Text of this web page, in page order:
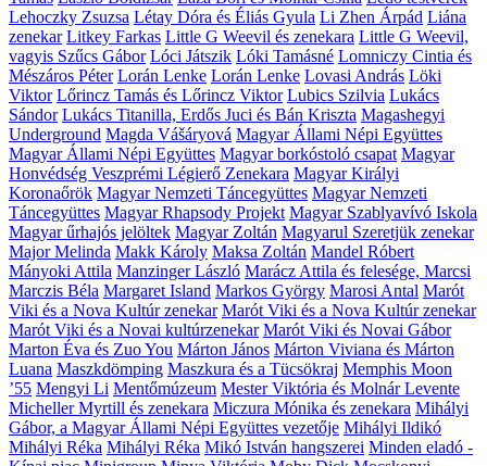
Lehoczky Zsuzsa Létay Dóra és Éliás Gyula Li Zhen Árpád Liána
zenekar Litkey Farkas Little G Weevil és zenekara Little G Weevil,
vagyis Szűcs Gábor Lóci Játszik Lóki Tamásné Lomniczy Cintia és
Mészáros Péter Lorán Lenke Lorán Lenke Lovasi András Löki
Viktor Lőrincz Tamás és Lőrincz Viktor Lubics Szilvia Lukács
Sándor Lukács Titanilla, Erdős Juci és Bán Kriszta Magashegyi
Underground Magda Vášáryová Magyar Állami Népi Együttes
Magyar Állami Népi Együttes Magyar borkóstoló csapat Magyar
Honvédség Veszprémi Légierő Zenekara Magyar Királyi
Koronaőrök Magyar Nemzeti Táncegyüttes Magyar Nemzeti
Táncegyüttes Magyar Rhapsody Projekt Magyar Szablyavívó Iskola
Magyar űrhajós jelöltek Magyar Zoltán Magyarul Szeretjük zenekar
Major Melinda Makk Károly Maksa Zoltán Mandel Róbert
Mányoki Attila Manzinger László Marácz Attila és felesége, Marcsi
Marczis Béla Margaret Island Markos György Marosi Antal Marót
Viki és a Nova Kultúr zenekar Marót Viki és a Nova Kultúr zenekar
Marót Viki és a Novai kultúrzenekar Marót Viki és Novai Gábor
Marton Éva és Zuo You Márton János Márton Viviana és Márton
Luana Maszkdömping Maszkura és a Tücsökraj Memphis Moon
’55 Mengyi Li Mentőmúzeum Mester Viktória és Molnár Levente
Micheller Myrtill és zenekara Miczura Mónika és zenekara Mihályi
Gábor, a Magyar Állami Népi Együttes vezetője Mihályi Ildikó
Mihályi Réka Mihályi Réka Mikó István hangszerei Minden eladó -